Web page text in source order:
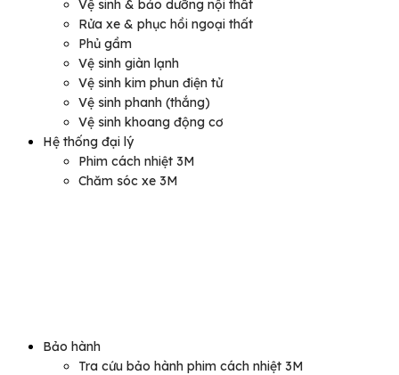
Vệ sinh & bảo dưỡng nội thất
Rửa xe & phục hồi ngoại thất
Phủ gầm
Vệ sinh giàn lạnh
Vệ sinh kim phun điện tử
Vệ sinh phanh (thắng)
Vệ sinh khoang động cơ
Hệ thống đại lý
Phim cách nhiệt 3M
Chăm sóc xe 3M
Bảo hành
Tra cứu bảo hành phim cách nhiệt 3M